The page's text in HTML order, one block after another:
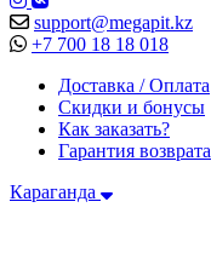
support@megapit.kz
+7 700 18 18 018
Доставка / Оплата
Скидки и бонусы
Как заказать?
Гарантия возврата
Караганда